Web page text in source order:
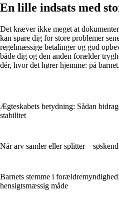
En lille indsats med
Det kræver ikke meget at
kan spare dig for store problemer
regelmæssige betalinger og god
både dig og den anden forælder
dér, hvor det hører hjemme: på barnet.
Ægteskabets betydning: Sådan
stabilitet
Når arv samler eller splitter –
Barnets stemme i
hensigtsmæssig måde